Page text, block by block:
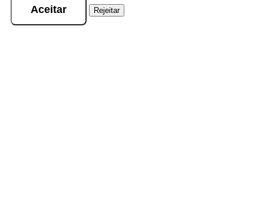
Aceitar Rejeitar